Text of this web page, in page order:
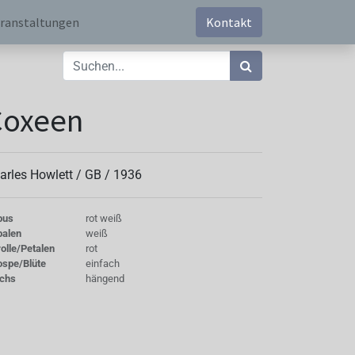
Kontakt
Howlett / GB / 1936
rot weiß
weiß
Petalen
rot
Blüte
einfach
hängend